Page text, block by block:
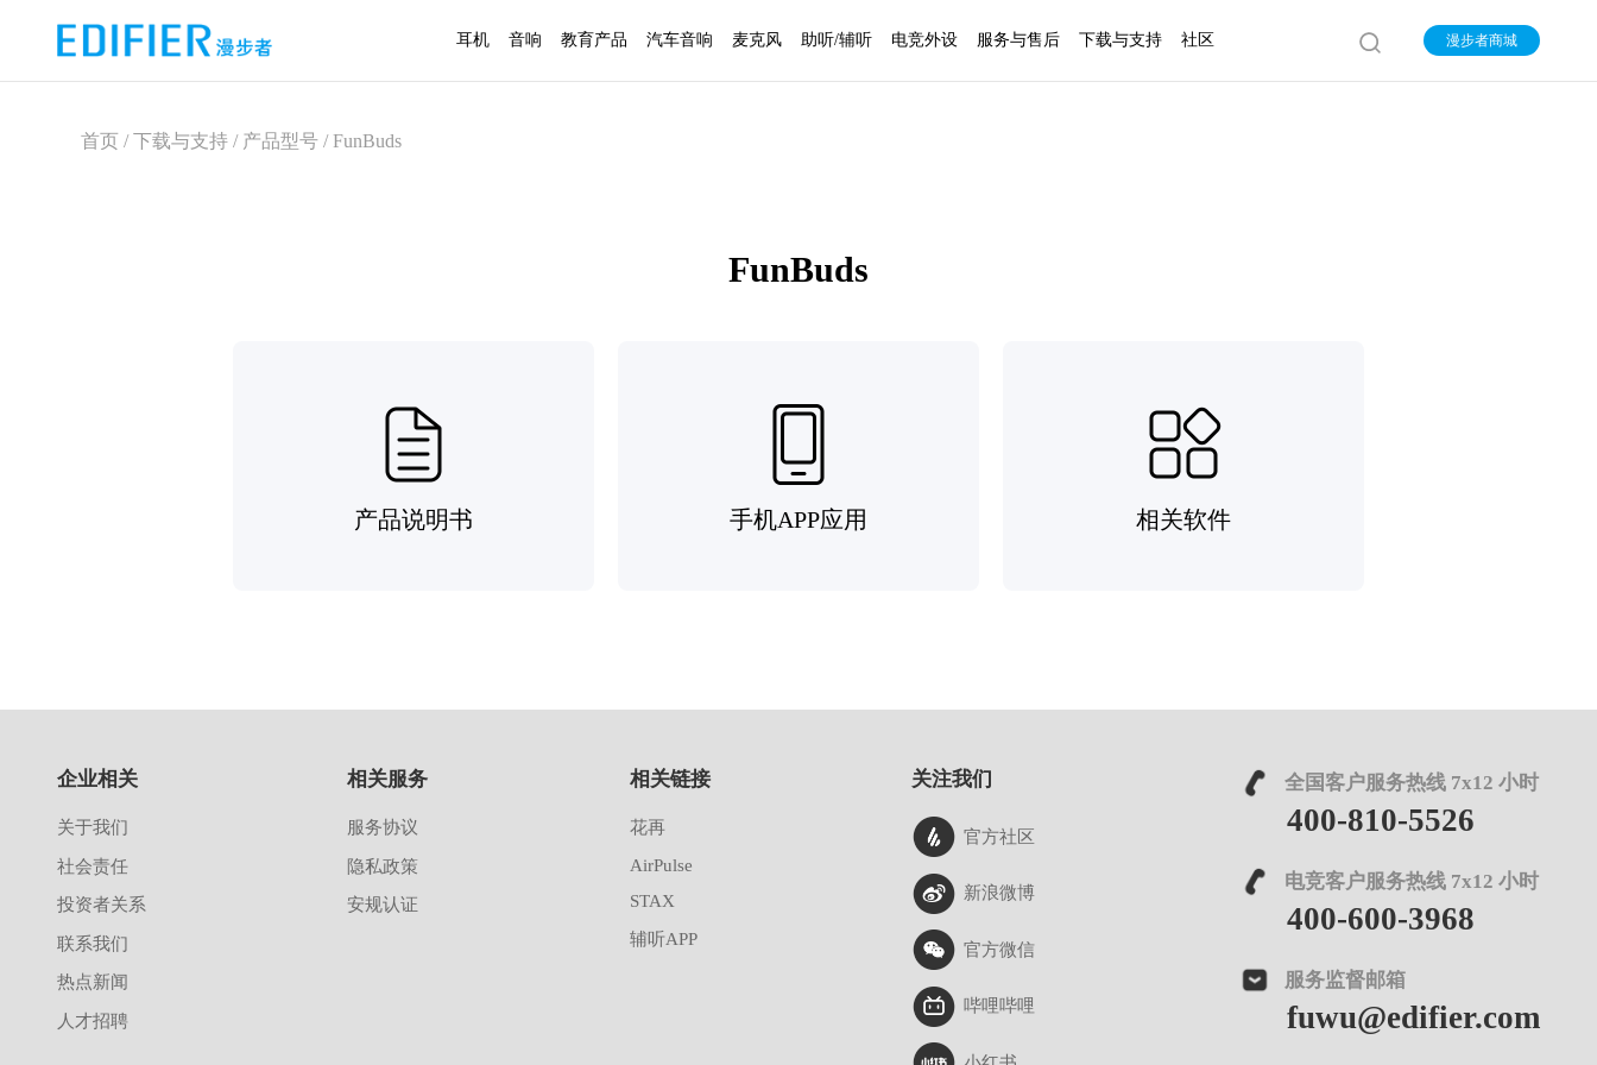
耳机 音响 教育产品 汽车音响 麦克风 助听/辅听 电竞外设 服务与售后 下载与支持 社区 漫步者商城
首页 / 下载与支持 / 产品型号 / FunBuds
FunBuds
产品说明书 手机APP应用 相关软件
企业相关
关于我们
社会责任
投资者关系
联系我们
热点新闻
人才招聘
相关服务
服务协议
隐私政策
安规认证
相关链接
花再
AirPulse
STAX
辅听APP
关注我们
官方社区
新浪微博
官方微信
哔哩哔哩
全国客户服务热线 7x12 小时
400-810-5526
电竞客户服务热线 7x12 小时
400-600-3968
服务监督邮箱
fuwu@edifier.com